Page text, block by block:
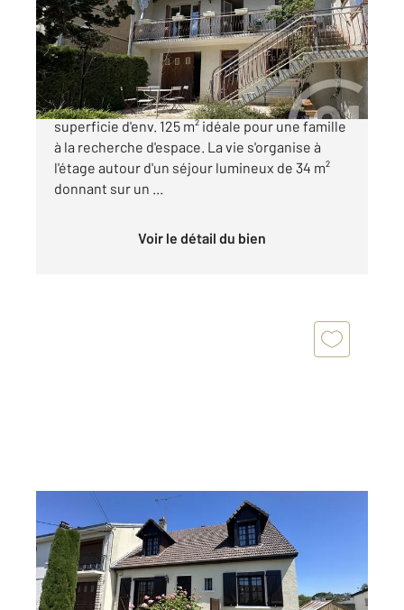
Maison à vendre
169 900 €
Quartier de Strasbourg, maison de 1973 d'une
superficie d'env. 125 m² idéale pour une famille
à la recherche d'espace. La vie s'organise à
l'étage autour d'un séjour lumineux de 34 m²
donnant sur un ...
Voir le détail du bien
CHATEAUROUX 36
118 m2, 5 pièces
Ref : 8984
Maison à vendre